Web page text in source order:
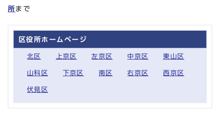
所まで
区役所ホームページ
北区 上京区 左京区 中京区 東山区
山科区 下京区 南区 右京区 西京区
伏見区